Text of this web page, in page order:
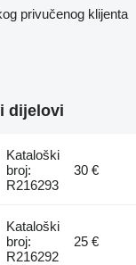
privučenog klijenta
dijelovi
Kataloški
broj:
R216293
30 €
Kataloški
broj:
R216292
25 €